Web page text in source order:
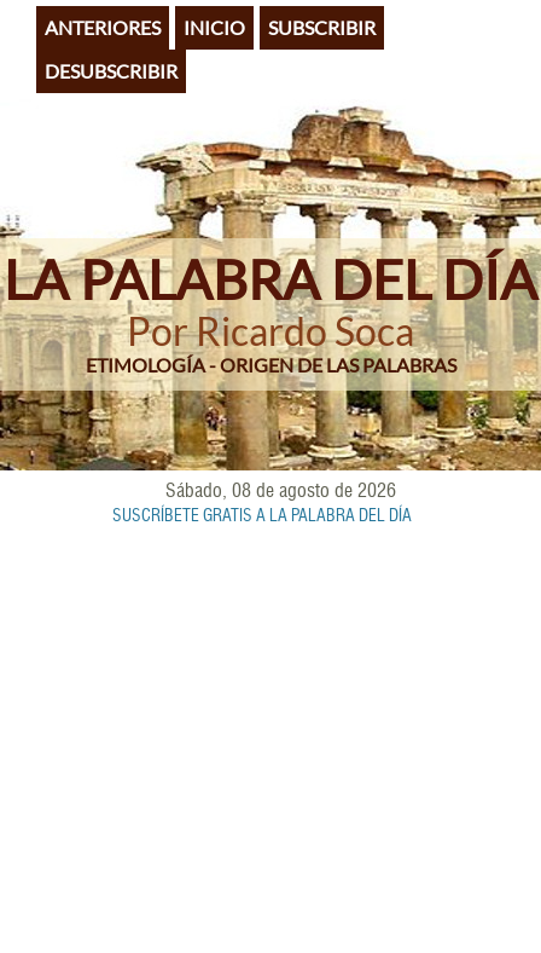
Pasar
contenido
principal
ANTERIORES INICIO
SUBSCRIBIR
DESUBSCRIBIR
LA PALABRA DEL DÍA
Por Ricardo Soca
ETIMOLOGÍA - ORIGEN DE LAS PALABRAS
Sábado, 08 de agosto de 2026
SUSCRÍBETE GRATIS A LA PALABRA DEL DÍA